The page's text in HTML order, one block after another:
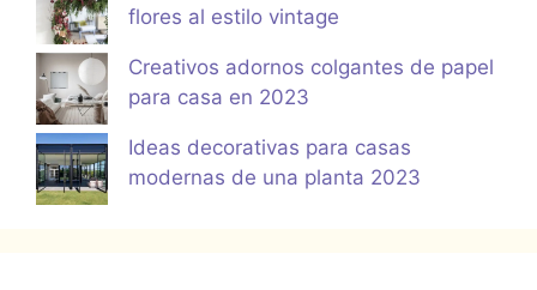
flores al estilo vintage
Creativos adornos colgantes de papel
para casa en 2023
Ideas decorativas para casas
modernas de una planta 2023